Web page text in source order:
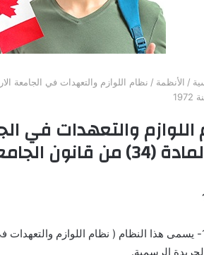
/ الأنظمة /
اللوازم والتعهدات في
الاردنية رقم (52) لسنة 1972
الرسمية.